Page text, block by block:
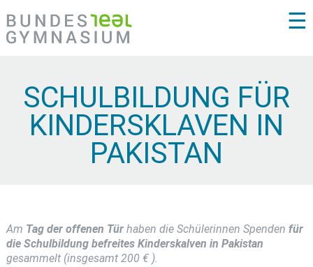
☰
SCHULBILDUNG FÜR
KINDERSKLAVEN IN
PAKISTAN
Am Tag der offenen Türhaben die Schülerinnen Spenden für
die Schulbildung befreites Kinderskalven in Pakistan
gesammelt (insgesamt 200 € ).